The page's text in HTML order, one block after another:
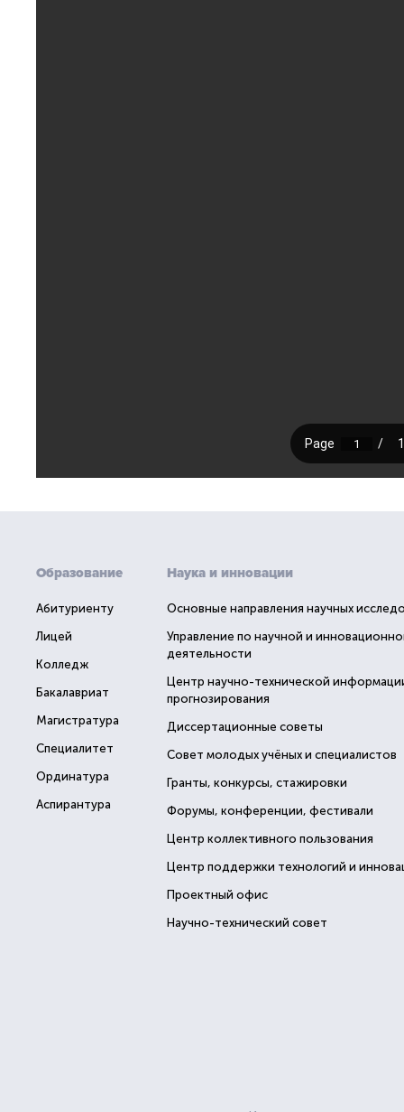
Образование
Абитуриенту
Лицей
Колледж
Бакалавриат
Магистратура
Специалитет
Ординатура
Аспирантура
Наука и инновации
Основные направления научных
Управление по научной и
деятельности
Центр научно-технической
прогнозирования
Диссертационные советы
Совет молодых учёных и специалистов
Гранты, конкурсы, стажировки
Форумы, конференции, фестивали
Центр коллективного пользования
Центр поддержки технологий и
Проектный офис
Научно-технический совет